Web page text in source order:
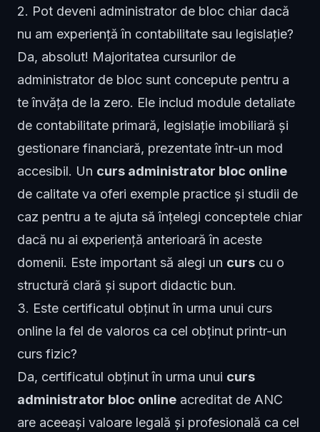
2. Pot deveni administrator de bloc chiar dacă
nu am experiență în contabilitate sau legislație?
Da, absolut! Majoritatea cursurilor de
administrator de bloc sunt concepute pentru a
te învăța de la zero. Ele includ module detaliate
de contabilitate primară, legislație imobiliară și
gestionare financiară, prezentate într-un mod
accesibil. Un curs administrator bloc online
de calitate va oferi exemple practice și studii de
caz pentru a te ajuta să înțelegi conceptele chiar
dacă nu ai experiență anterioară în aceste
domenii. Este important să alegi un curs cu o
structură clară și suport didactic bun.
3. Este certificatul obținut în urma unui curs
online la fel de valoros ca cel obținut printr-un
curs fizic?
Da, certificatul obținut în urma unui curs
administrator bloc online acreditat de ANC
are aceeași valoare legală și profesională ca cel